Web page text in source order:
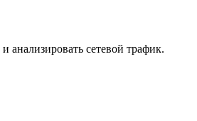
анализировать сетевой трафик.